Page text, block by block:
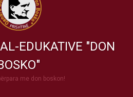
EDUKATIVE "DON
me don boskon!